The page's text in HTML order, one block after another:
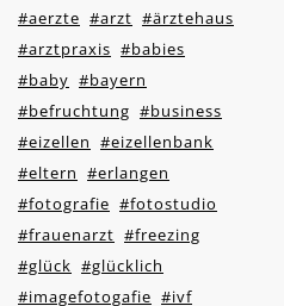
#aerzte #arzt #ärztehaus
#arztpraxis #babies
#baby #bayern
#befruchtung #business
#eizellen #eizellenbank
#eltern #erlangen
#fotografie #fotostudio
#frauenarzt #freezing
#glück #glücklich
#imagefotogafie #ivf